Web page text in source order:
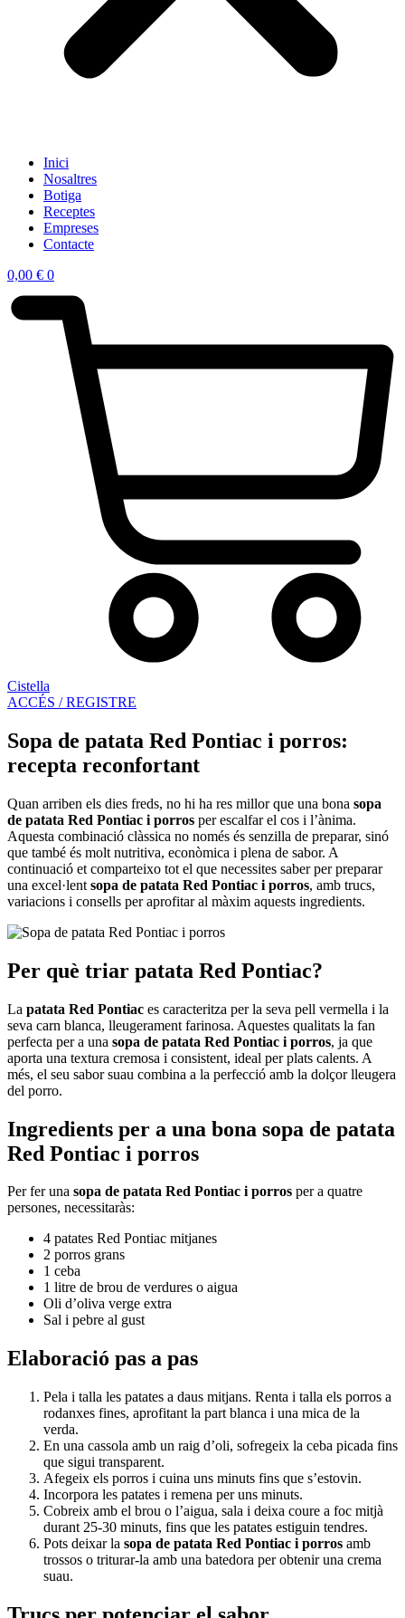
Inici
Nosaltres
Botiga
Receptes
Empreses
Contacte
0,00 € 0
Cistella
ACCÉS / REGISTRE
Sopa de patata Red Pontiac i porros:
recepta reconfortant
Quan arriben els dies freds, no hi ha res millor que una bona sopa
de patata Red Pontiac i porros per escalfar el cos i l’ànima.
Aquesta combinació clàssica no només és senzilla de preparar, sinó
que també és molt nutritiva, econòmica i plena de sabor. A
continuació et comparteixo tot el que necessites saber per preparar
una excel·lent sopa de patata Red Pontiac i porros, amb trucs,
variacions i consells per aprofitar al màxim aquests ingredients.
Per què triar patata Red Pontiac?
La patata Red Pontiac es caracteritza per la seva pell vermella i la
seva carn blanca, lleugerament farinosa. Aquestes qualitats la fan
perfecta per a una sopa de patata Red Pontiac i porros, ja que
aporta una textura cremosa i consistent, ideal per plats calents. A
més, el seu sabor suau combina a la perfecció amb la dolçor lleugera
del porro.
Ingredients per a una bona sopa de patata
Red Pontiac i porros
Per fer una sopa de patata Red Pontiac i porros per a quatre
persones, necessitaràs:
4 patates Red Pontiac mitjanes
2 porros grans
1 ceba
1 litre de brou de verdures o aigua
Oli d’oliva verge extra
Sal i pebre al gust
Elaboració pas a pas
Pela i talla les patates a daus mitjans. Renta i talla els porros a
rodanxes fines, aprofitant la part blanca i una mica de la
verda.
En una cassola amb un raig d’oli, sofregeix la ceba picada fins
que sigui transparent.
Afegeix els porros i cuina uns minuts fins que s’estovin.
Incorpora les patates i remena per uns minuts.
Cobreix amb el brou o l’aigua, sala i deixa coure a foc mitjà
durant 25-30 minuts, fins que les patates estiguin tendres.
Pots deixar la sopa de patata Red Pontiac i porros amb
trossos o triturar-la amb una batedora per obtenir una crema
suau.